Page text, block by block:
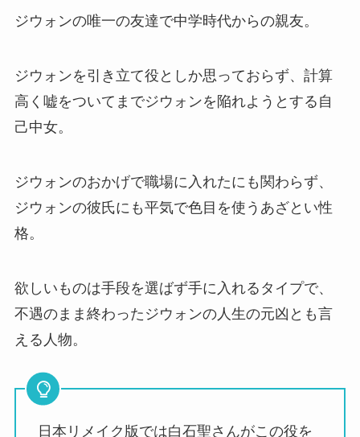
ジウォンの唯一の友達で中学時代からの親友。
ジウォンを引き立て役としか思っておらず、計算
高く嘘をついてまでジウォンを陥れようとする自
己中女。
ジウォンのおかげで職場に入れたにも関わらず、
ジウォンの彼氏にも平気で色目を使うあざとい性
格。
欲しいものは手段を選ばず手に入れるタイプで、
不遇のまま終わったジウォンの人生の元凶とも言
える人物。
日本リメイク版では白石聖さんがこの役を